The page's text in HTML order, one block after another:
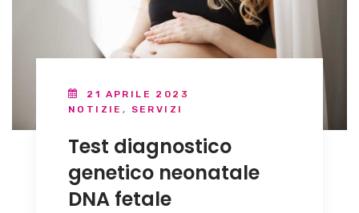
21 APRILE 2023
NOTIZIE , SERVIZI
Test diagnostico
genetico neonatale
DNA fetale